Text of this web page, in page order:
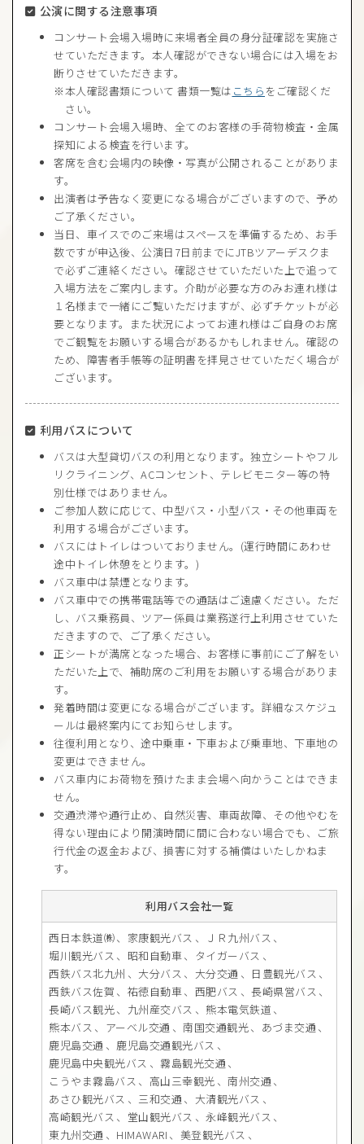
公演に関する注意事項
コンサート会場入場時に来場者全員の身分証確認を実施さ
せていただきます。本人確認ができない場合には入場をお
断りさせていただきます。
本人確認書類について 書類一覧は こちら をご確認くだ
さい。
コンサート会場入場時、全てのお客様の手荷物検査・金属
探知による検査を行います。
客席を含む会場内の映像・写真が公開されることがありま
す。
出演者は予告なく変更になる場合がございますので、予め
ご了承ください。
当日、車イスでのご来場はスペースを準備するため、お手
数ですが申込後、公演日7日前までにJTBツアーデスクま
で必ずご連絡ください。確認させていただいた上で追って
入場方法をご案内します。介助が必要な方のみお連れ様は
１名様まで一緒にご覧いただけますが、必ずチケットが必
要となります。また状況によってお連れ様はご自身のお席
でご観覧をお願いする場合があるかもしれません。確認の
ため、障害者手帳等の証明書を拝見させていただく場合が
ございます。
利用バスについて
バスは大型貸切バスの利用となります。独立シートやフル
リクライニング、ACコンセント、テレビモニター等の特
別仕様ではありません。
ご参加人数に応じて、中型バス・小型バス・その他車両を
利用する場合がございます。
バスにはトイレはついておりません。(運行時間にあわせ
途中トイレ休憩をとります。)
バス車中は禁煙となります。
バス車中での携帯電話等での通話はご遠慮ください。ただ
し、バス乗務員、ツアー係員は業務遂行上利用させていた
だきますので、ご了承ください。
正シートが満席となった場合、お客様に事前にご了解をい
ただいた上で、補助席のご利用をお願いする場合がありま
す。
発着時間は変更になる場合がございます。詳細なスケジュ
ールは最終案内にてお知らせします。
往復利用となり、途中乗車・下車および乗車地、下車地の
変更はできません。
バス車内にお荷物を預けたまま会場へ向かうことはできま
せん。
交通渋滞や通行止め、自然災害、車両故障、その他やむを
得ない理由により開演時間に間に合わない場合でも、ご旅
行代金の返金および、損害に対する補償はいたしかねま
す。
利用バス会社一覧
西日本鉄道㈱ 家康観光バス
ＪＲ九州バス
堀川観光バス
昭和自動車
タイガーバス
西鉄バス北九州
大分バス 大分交通
日豊観光バス
西鉄バス佐賀
祐徳自動車 西肥バス
長崎県営バス
長崎バス観光
九州産交バス
熊本電気鉄道
熊本バス
アーベル交通 南国交通観光
あづま交通
鹿児島交通
鹿児島交通観光バス
鹿児島中央観光バス
霧島観光交通
こうやま霧島バス
高山三幸観光
南州交通
あさひ観光バス
三和交通
大清観光バス
高崎観光バス
堂山観光バス
永峰観光バス
東九州交通
HIMAWARI
美登観光バス